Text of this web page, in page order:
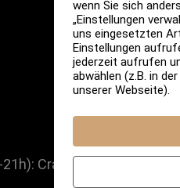
Craftbiertasting auf
wenn Sie sich
„Einstellungen
uns eingesetzten
Einstellungen
jederzeit aufrufen
abwählen (z.B. in
unserer Webseite).